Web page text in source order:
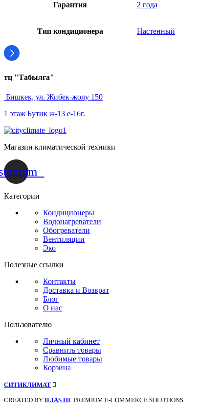
Гарантия 2 года
Тип кондиционера Настенный
тц "Табылга"
Бишкек, ул. Жибек-жолу 150
1 этаж Бутик ж-13 е-16г.
Магазин климатической техники
Категории
Кондиционеры
Водонагреватели
Обогреватели
Вентиляции
Эко
Полезные ссылки
Контакты
Доставка и Возврат
Блог
О нас
Пользователю
Личный кабинет
Сравнить товары
Любимые товары
Корзина
СИТИКЛИМАТ
CREATED BY ILIAS HI . PREMIUM E-COMMERCE SOLUTIONS.